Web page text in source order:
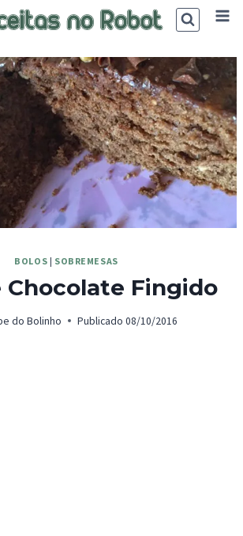
BOLOS | SOBREMESAS
Chocolate Fingido
do Bolinho Publicado 08/10/2016